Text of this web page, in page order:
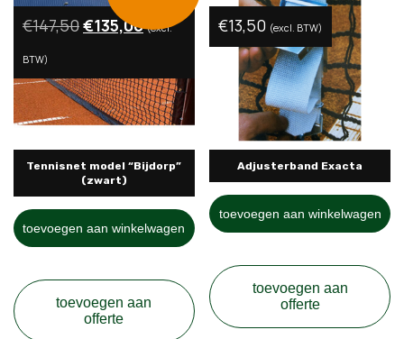
Tennisnet model “Bijdorp”
(zwart)
€147,50Oorspronkelijke
was:
€147,50.
€135,00Huidige
is:
€135,00.
(excl.
BTW)
toevoegen aan winkelwagen
toevoegen aan
offerte
Adjusterband Exacta
€13,50 (excl. BTW)
toevoegen aan winkelwagen
toevoegen aan
offerte